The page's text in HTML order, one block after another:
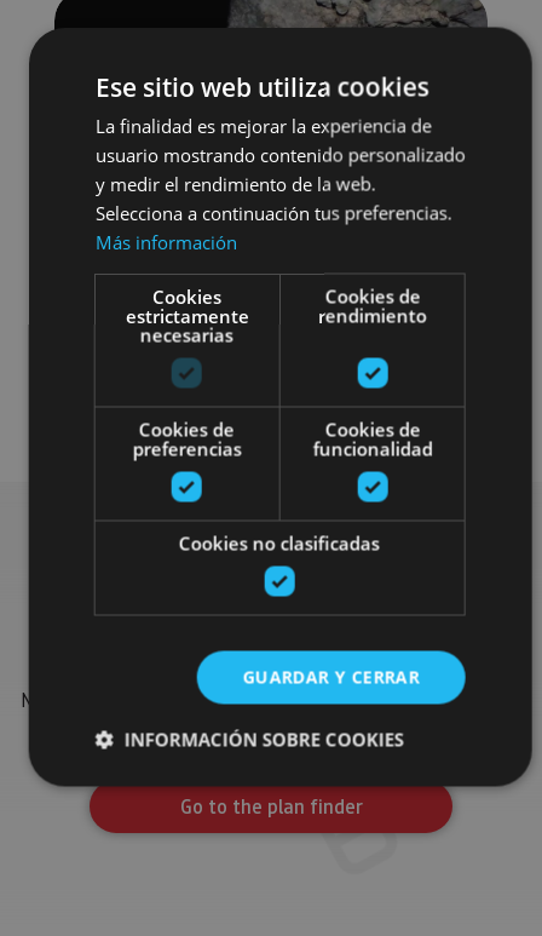
Otros
Find more plans
Find more plans and suggestions to round off your trip in
Navarre: organised activities, tours and the most important
events in the calendar.
Go to the plan finder
Ese sitio web utiliza cookies
La finalidad es mejorar la experiencia de
usuario mostrando contenido personalizado
y medir el rendimiento de la web.
Selecciona a continuación tus preferencias.
Más información
Cookies
estrictamente
necesarias
Cookies de
rendimiento
Cookies de
preferencias
Cookies de
funcionalidad
Cookies no clasificadas
GUARDAR Y CERRAR
INFORMACIÓN SOBRE COOKIES
Cookies estrictamente necesarias